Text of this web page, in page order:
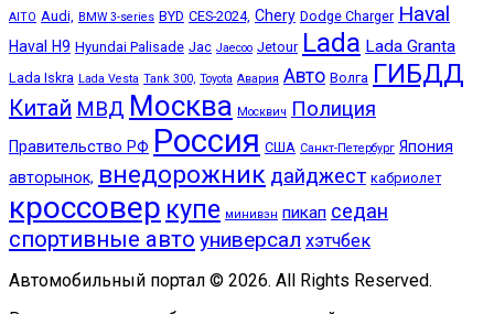
AITO Audi, BMW 3-series BYD CES-2024, Chery Dodge Charger Haval
Haval H9 Hyundai Palisade Jac Jaecoo Jetour Lada Lada Granta
Lada Iskra Lada Vesta Tank 300, Toyota Авария Авто Волга ГИБДД
Китай МВД Москва Москвич Полиция
Правительство РФ Россия США Санкт-Петербург Япония
авторынок, внедорожник дайджест кабриолет
кроссовер купе минивэн пикап седан
спортивные авто универсал хэтчбек
Автомобильный портал © 2026. All Rights Reserved.